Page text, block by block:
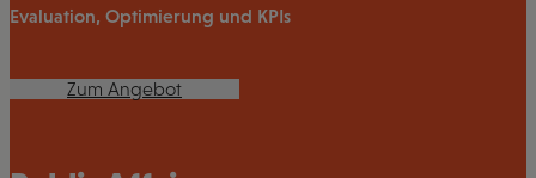
Evaluation, Optimierung und KPIs
Zum Angebot